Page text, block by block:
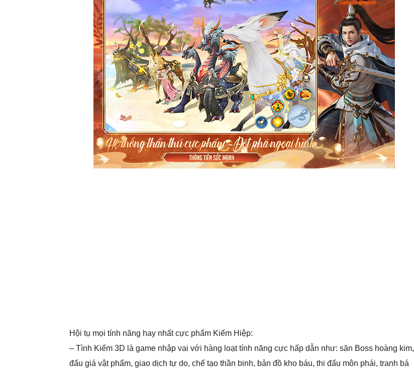
Hội tụ mọi tính năng hay nhất cực phẩm Kiếm Hiệp:
– Tình Kiếm 3D là game nhập vai với hàng loạt tính năng cực hấp dẫn như: săn Boss hoàng kim,
đấu giá vật phẩm, giao dịch tự do, chế tạo thần binh, bản đồ kho báu, thi đấu môn phái, tranh bá